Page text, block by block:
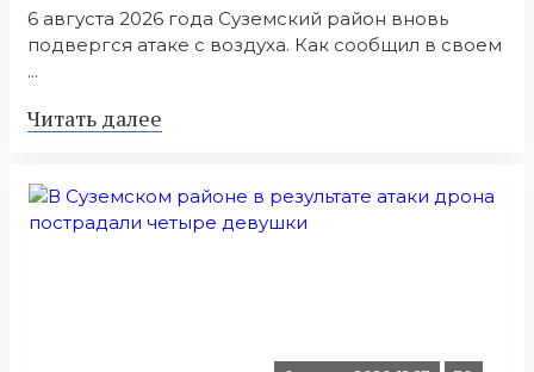
6 августа 2026 года Суземский район вновь
подвергся атаке с воздуха. Как сообщил в своем
...
Читать далее